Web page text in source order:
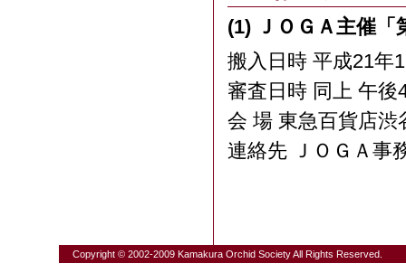
(1) ＪＯＧＡ主催「
搬入日時 平成21年
審査日時 同上 午後
会 場 東急百貨店渋
連絡先 ＪＯＧＡ事
Copyright © 2002-2009 Kamakura Orchid Society All Rights Reserved.